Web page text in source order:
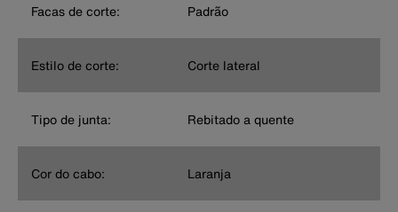
Facas de corte: Padrão
Estilo de corte: Corte lateral
Tipo de junta: Rebitado a quente
Cor do cabo: Laranja